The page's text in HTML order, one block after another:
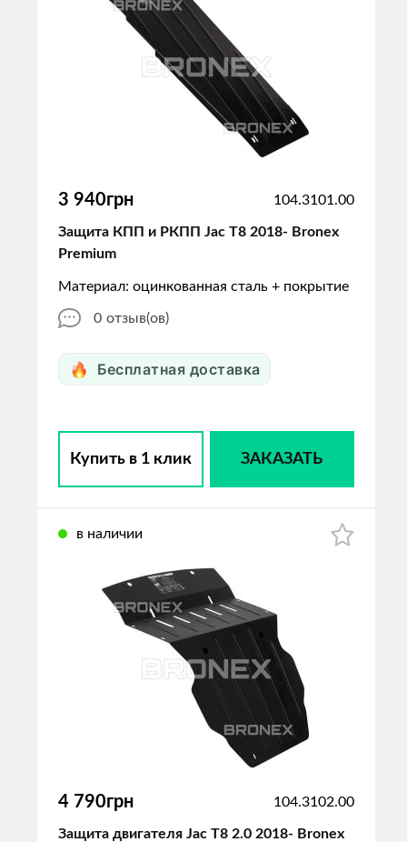
3 940грн 104.3101.00
Защита КПП и РКПП Jac T8 2018- Bronex
Premium
Материал: оцинкованная сталь + покрытие
0 отзыв(ов)
Бесплатная доставка
Купить в 1 клик ЗАКАЗАТЬ
в наличии
4 790грн 104.3102.00
Защита двигателя Jac T8 2.0 2018- Bronex